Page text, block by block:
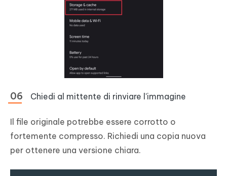
Chiedi al mittente di rinviare l'immagine
Il file originale potrebbe essere corrotto o
fortemente compresso. Richiedi una copia nuova
per ottenere una versione chiara.